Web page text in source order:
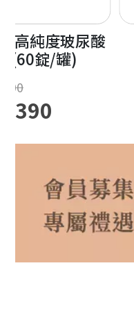
日本專利輔酶
(30粒/包)
945